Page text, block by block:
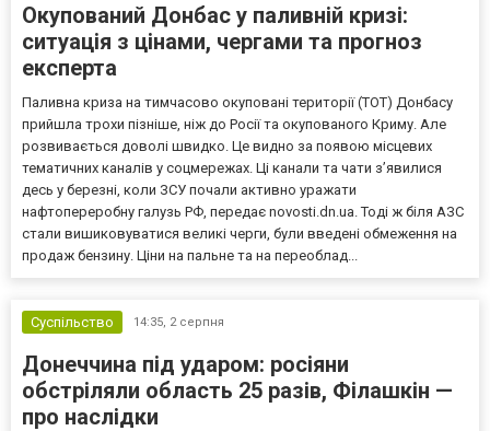
Окупований Донбас у паливній кризі:
ситуація з цінами, чергами та прогноз
експерта
Паливна криза на тимчасово окуповані території (ТОТ) Донбасу
прийшла трохи пізніше, ніж до Росії та окупованого Криму. Але
розвивається доволі швидко. Це видно за появою місцевих
тематичних каналів у соцмережах. Ці канали та чати з’явилися
десь у березні, коли ЗСУ почали активно уражати
нафтопереробну галузь РФ, передає novosti.dn.ua. Тоді ж біля АЗС
стали вишиковуватися великі черги, були введені обмеження на
продаж бензину. Ціни на пальне та на переоблад...
Суспільство 14:35, 2 серпня
Донеччина під ударом: росіяни
обстріляли область 25 разів, Філашкін —
про наслідки